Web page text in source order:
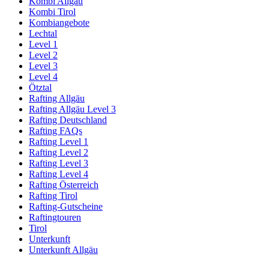
Kombi Tirol
Kombiangebote
Lechtal
Level 1
Level 2
Level 3
Level 4
Ötztal
Rafting Allgäu
Rafting Allgäu Level 3
Rafting Deutschland
Rafting FAQs
Rafting Level 1
Rafting Level 2
Rafting Level 3
Rafting Level 4
Rafting Österreich
Rafting Tirol
Rafting-Gutscheine
Raftingtouren
Tirol
Unterkunft
Unterkunft Allgäu